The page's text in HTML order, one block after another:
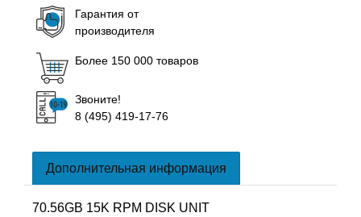
Гарантия от
производителя
Более 150 000 товаров
Звоните!
8 (495) 419-17-76
Дополнительная информация
70.56GB 15K RPM DISK UNIT